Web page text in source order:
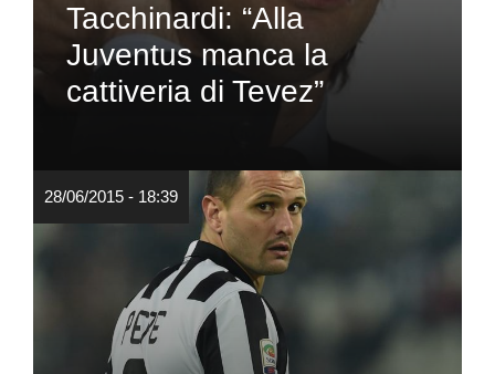
Tacchinardi: “Alla
Juventus manca la
cattiveria di Tevez”
28/06/2015 - 18:39